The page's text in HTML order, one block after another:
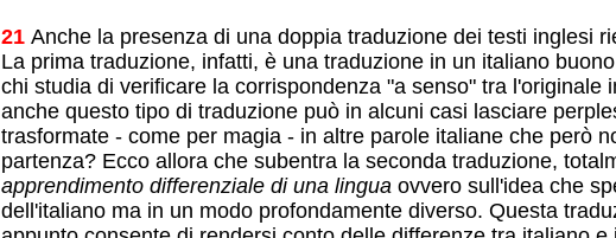
21 Anche la presenza di una doppia traduzione dei testi inglesi
La prima traduzione, infatti, è una traduzione in un italiano
chi studia di verificare la corrispondenza "a senso" tra l'originale
anche questo tipo di traduzione può in alcuni casi lasciare
trasformate - come per magia - in altre parole italiane che però
partenza? Ecco allora che subentra la seconda traduzione,
apprendimento differenziale di una lingua ovvero sull'idea che
dell'italiano ma in un modo profondamente diverso. Questa